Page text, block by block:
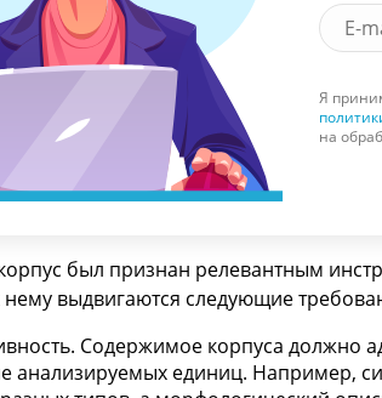
Я
на
был признан релевантным
нему выдвигаются следующие
Содержимое корпуса должно
анализируемых единиц. Например,